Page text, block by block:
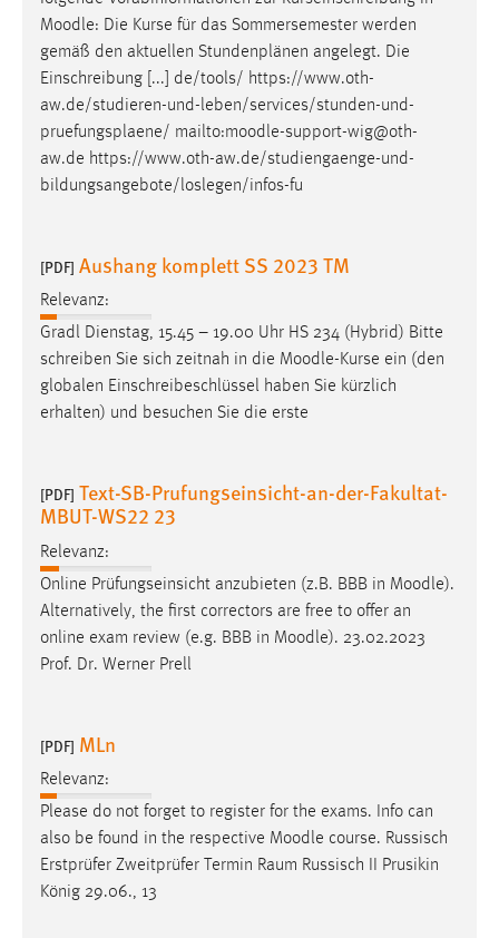
Moodle: Die Kurse für das Sommersemester werden
gemäß den aktuellen Stundenplänen angelegt. Die
Einschreibung [...] de/tools/ https://www.oth-
aw.de/studieren-und-leben/services/stunden-und-
pruefungsplaene/ mailto:moodle-support-wig@oth-
aw.de https://www.oth-aw.de/studiengaenge-und-
bildungsangebote/loslegen/infos-fu
[PDF] Aushang komplett SS 2023 TM
Relevanz:
Gradl Dienstag, 15.45 – 19.00 Uhr HS 234 (Hybrid) Bitte
schreiben Sie sich zeitnah in die Moodle-Kurse ein (den
globalen Einschreibeschlüssel haben Sie kürzlich
erhalten) und besuchen Sie die erste
[PDF] Text-SB-Prufungseinsicht-an-der-Fakultat-
MBUT-WS22 23
Relevanz:
Online Prüfungseinsicht anzubieten (z.B. BBB in Moodle).
Alternatively, the first correctors are free to offer an
online exam review (e.g. BBB in Moodle). 23.02.2023
Prof. Dr. Werner Prell
[PDF] MLn
Relevanz:
Please do not forget to register for the exams. Info can
also be found in the respective Moodle course. Russisch
Erstprüfer Zweitprüfer Termin Raum Russisch II Prusikin
König 29.06., 13
Conversion-Tracking
Cookie Laufzeit:
3 Monate
Facebook Pixel
Name:
Anbieter:
Zweck:
Conversion-Tracking
Cookie Laufzeit:
3 Monate
EXTERNE MEDIEN
Plattformen anzeigen zu können, werden von diesen
externen Medien Cookies gesetzt.
YouTube